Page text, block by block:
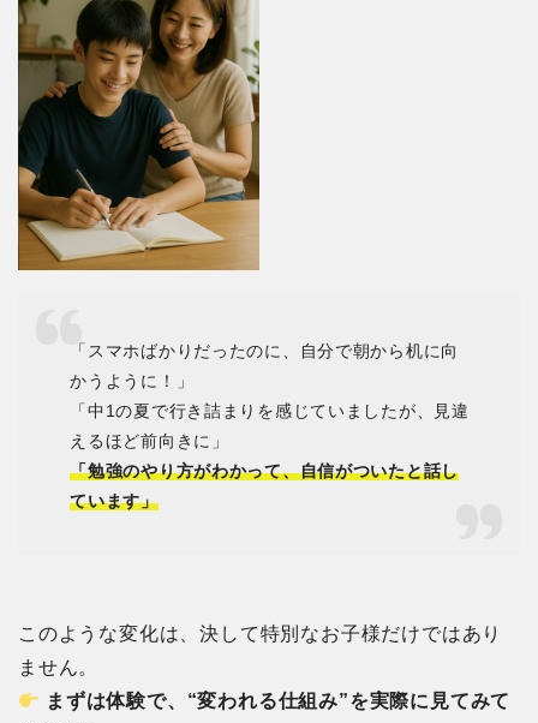
「スマホばかりだったのに、自分で朝から机に向
かうように！」
「中1の夏で行き詰まりを感じていましたが、見違
えるほど前向きに」
「勉強のやり方がわかって、自信がついたと話し
ています」
このような変化は、決して特別なお子様だけではあり
ません。
まずは体験で、“変われる仕組み”を実際に見てみて